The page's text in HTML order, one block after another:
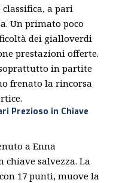
a pari
Un primato poco
dei gialloverdi
prestazioni offerte.
in partite
frenato la rincorsa
Prezioso in Chiave
a Enna
salvezza. La
17 punti, muove la